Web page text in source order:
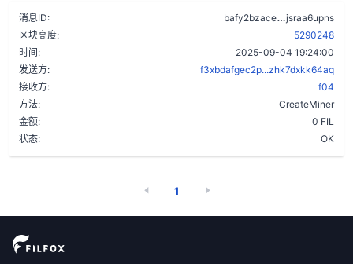
消息ID: bafy2bzace
jsraa6upns
区块高度:
5290248
时间:
2025-09-04 19:24:00
发送方:
f3xbdafgec2p...zhk7dxkk64aq
接收方:
f04
方法:
CreateMiner
金额:
0 FIL
状态:
OK
1